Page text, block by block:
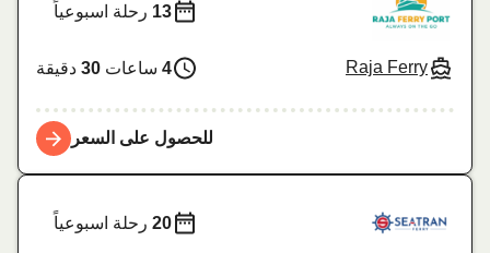
Raja Ferry
13رحلة اسبوعياً
4 ساعات30دقيقة
للحصول على السعر
20رحلة اسبوعياً